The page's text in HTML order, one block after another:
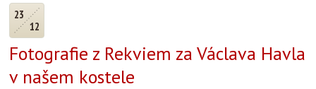
23
12
Fotografie z Rekviem za Václava Havla
v našem kostele